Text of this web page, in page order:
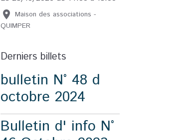
Maison des associations -
QUIMPER
Derniers billets
bulletin N° 48 d
octobre 2024
Bulletin d' info N°